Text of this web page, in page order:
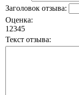
Заголовок отзыва:
Оценка:
1 2345
Текст отзыва: